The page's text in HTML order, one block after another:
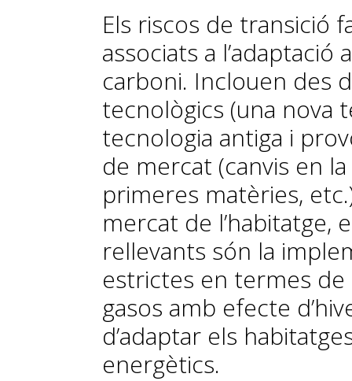
Els riscos de transició
associats a
carboni. Inclouen des
tecnològics (una nova
tecnologia antiga i
de mercat (canvis en
primeres matèries,
mercat de l’habitatge,
rellevants són la
estrictes en termes de
gasos amb efecte
d’adaptar els
energètics.